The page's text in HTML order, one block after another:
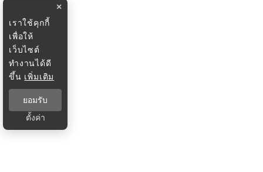
×
เราใช้คุกกี้
เพื่อให้
เว็บไซต์
ทำงานได้ดี
ขึ้น เพิ่มเติม
ยอมรับ
ตั้งค่า